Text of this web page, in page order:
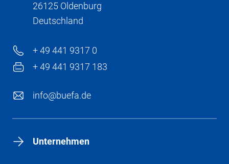
26125 Oldenburg
Deutschland
+ 49 441 9317 0
+ 49 441 9317 183
info@buefa.de
Unternehmen